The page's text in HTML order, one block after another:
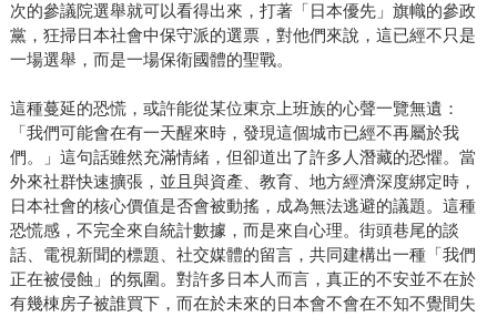
次的參議院選舉就可以看得出來，打著「日本優先」旗幟的參政
黨，狂掃日本社會中保守派的選票，對他們來說，這已經不只是
一場選舉，而是一場保衛國體的聖戰。
這種蔓延的恐慌，或許能從某位東京上班族的心聲一覽無遺：
「我們可能會在有一天醒來時，發現這個城市已經不再屬於我
們。」這句話雖然充滿情緒，但卻道出了許多人潛藏的恐懼。當
外來社群快速擴張，並且與資產、教育、地方經濟深度綁定時，
日本社會的核心價值是否會被動搖，成為無法逃避的議題。這種
恐慌感，不完全來自統計數據，而是來自心理。街頭巷尾的談
話、電視新聞的標題、社交媒體的留言，共同建構出一種「我們
正在被侵蝕」的氛圍。對許多日本人而言，真正的不安並不在於
有幾棟房子被誰買下，而在於未來的日本會不會在不知不覺間失